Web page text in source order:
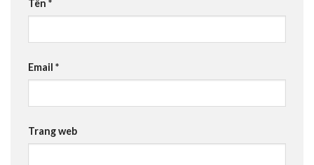
Tên *
Email *
Trang web